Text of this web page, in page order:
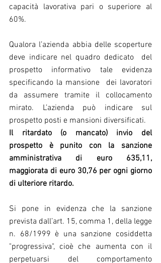
capacità lavorativa pari o superiore al
60%.
Qualora l’azienda abbia delle scoperture
deve indicare nel quadro dedicato  del
prospetto informativo tale evidenza
specificando la mansione  dei lavoratori
da assumere tramite il collocamento
mirato. L’azienda può indicare sul
prospetto posti e mansioni diversificati.
Il ritardato (o mancato) invio del
prospetto è punito con la sanzione
amministrativa di euro 635,11,
maggiorata di euro 30,76 per ogni giorno
di ulteriore ritardo.
Si pone in evidenza che la sanzione
prevista dall’art. 15, comma 1, della legge
n. 68/1999 è una sanzione cosiddetta
"progressiva", cioè che aumenta con il
perpetuarsi del comportamento